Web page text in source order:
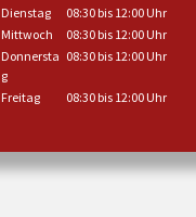
Dienstag
08:30 bis 12:00 Uhr
Mittwoch
08:30 bis 12:00 Uhr
Donnersta
g
08:30 bis 12:00 Uhr
Freitag 08:30 bis 12:00 Uhr